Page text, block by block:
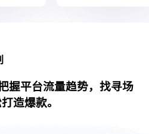
握平台流量趋势，找寻场
造爆款。